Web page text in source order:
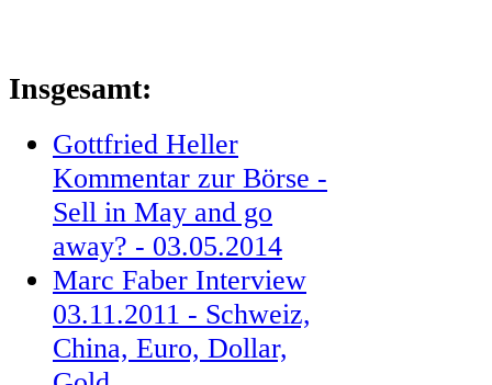
Insgesamt:
Gottfried Heller
Kommentar zur Börse -
Sell in May and go
away? - 03.05.2014
Marc Faber Interview
03.11.2011 - Schweiz,
China, Euro, Dollar,